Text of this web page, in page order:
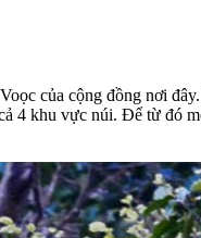
của cộng đồng nơi
4 khu vực núi. Để từ đó